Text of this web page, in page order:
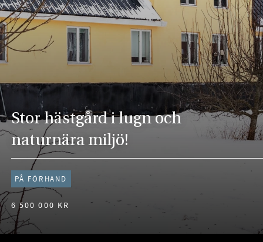
Stor hästgård i lugn och
naturnära miljö!
PÅ FÖRHAND
6 500 000 KR